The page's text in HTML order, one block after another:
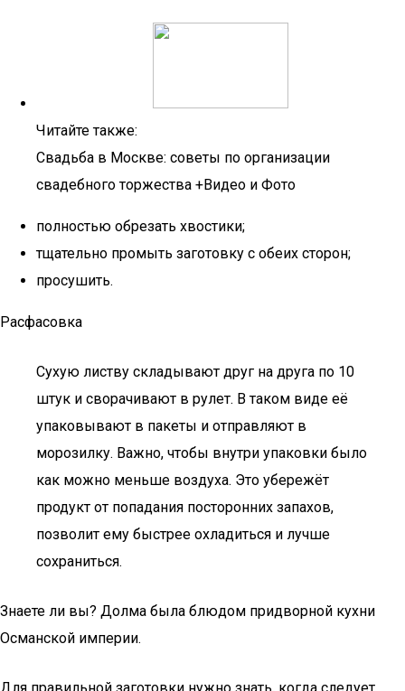
Читайте также:
Свадьба в Москве: советы по организации
свадебного торжества +Видео и Фото
полностью обрезать хвостики;
тщательно промыть заготовку с обеих сторон;
просушить.
Расфасовка
Сухую листву складывают друг на друга по 10
штук и сворачивают в рулет. В таком виде её
упаковывают в пакеты и отправляют в
морозилку. Важно, чтобы внутри упаковки было
как можно меньше воздуха. Это убережёт
продукт от попадания посторонних запахов,
позволит ему быстрее охладиться и лучше
сохраниться.
Знаете ли вы? Долма была блюдом придворной кухни
Османской империи.